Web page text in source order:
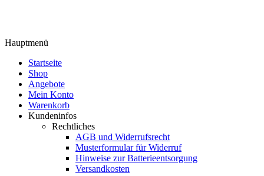
Hauptmenü
Startseite
Shop
Angebote
Mein Konto
Warenkorb
Kundeninfos
Rechtliches
AGB und Widerrufsrecht
Musterformular für Widerruf
Hinweise zur Batterieentsorgung
Versandkosten